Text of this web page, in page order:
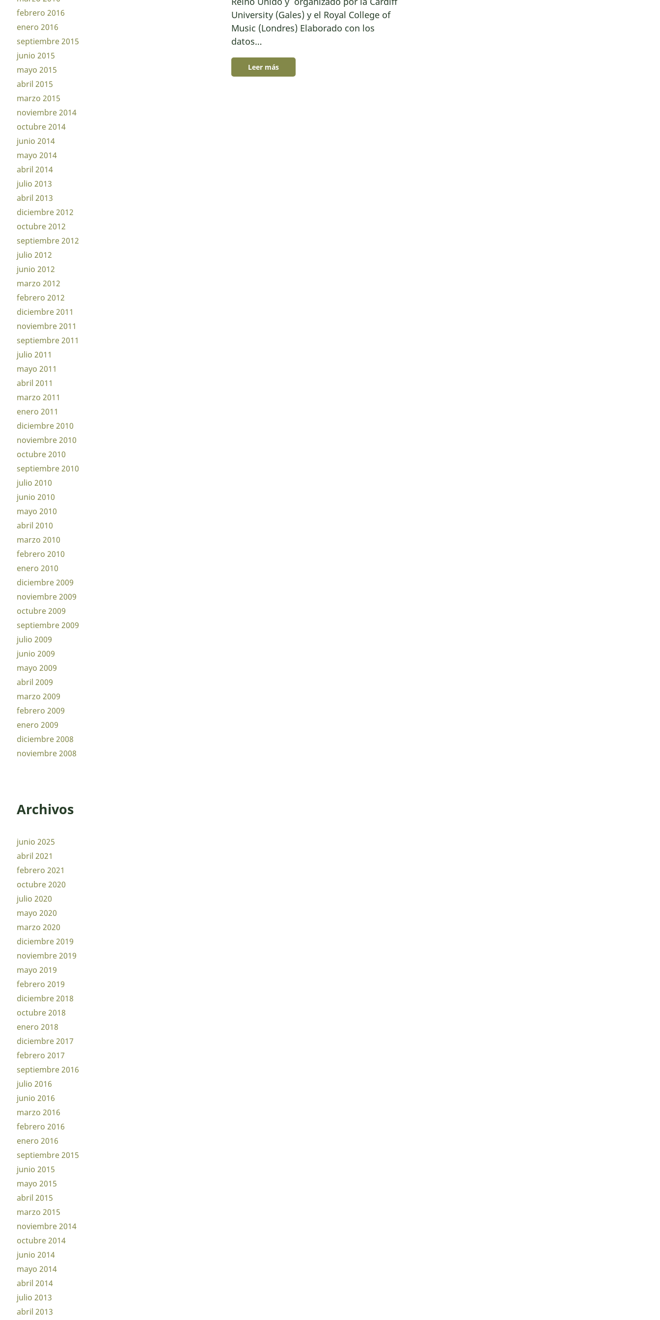
febrero 2016
enero 2016
septiembre 2015
junio 2015
mayo 2015
abril 2015
marzo 2015
noviembre 2014
octubre 2014
junio 2014
mayo 2014
abril 2014
julio 2013
abril 2013
diciembre 2012
octubre 2012
septiembre 2012
julio 2012
junio 2012
marzo 2012
febrero 2012
diciembre 2011
noviembre 2011
septiembre 2011
julio 2011
mayo 2011
abril 2011
marzo 2011
enero 2011
diciembre 2010
noviembre 2010
octubre 2010
septiembre 2010
julio 2010
junio 2010
mayo 2010
abril 2010
marzo 2010
febrero 2010
enero 2010
diciembre 2009
noviembre 2009
octubre 2009
septiembre 2009
julio 2009
junio 2009
mayo 2009
abril 2009
marzo 2009
febrero 2009
enero 2009
diciembre 2008
noviembre 2008
Archivos
junio 2025
abril 2021
febrero 2021
octubre 2020
julio 2020
mayo 2020
marzo 2020
diciembre 2019
noviembre 2019
mayo 2019
febrero 2019
diciembre 2018
octubre 2018
enero 2018
diciembre 2017
febrero 2017
septiembre 2016
julio 2016
junio 2016
marzo 2016
febrero 2016
enero 2016
septiembre 2015
junio 2015
mayo 2015
abril 2015
marzo 2015
noviembre 2014
octubre 2014
junio 2014
mayo 2014
abril 2014
julio 2013
abril 2013
University (Gales) y el Royal College of
Music (Londres) Elaborado con los
datos…
Leer más